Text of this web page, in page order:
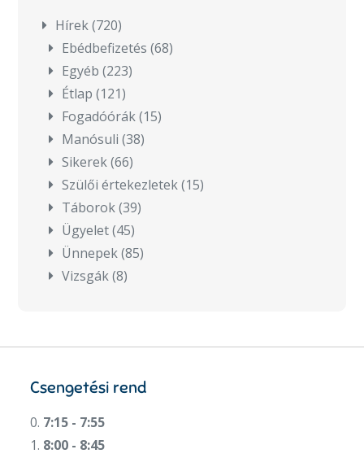
Hírek(720)
Ebédbefizetés (68)
Egyéb (223)
Étlap (121)
Fogadóórák(15)
Manósuli (38)
Sikerek(66)
Szülői értekezletek(15)
Táborok(39)
Ügyelet(45)
Ünnepek(85)
Vizsgák(8)
Csengetési rend
0. 7:15 - 7:55
1. 8:00 - 8:45